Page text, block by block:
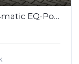
Mercedes-Benz GLC 300de 4matic EQ-Power AT (SAJ023)